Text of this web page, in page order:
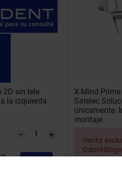
2D sin tele
la izquierda
Añadir
X-Mind
Satelec
únicamente.
montaje
Venta